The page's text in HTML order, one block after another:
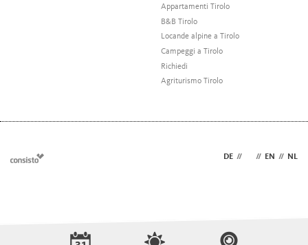
Appartamenti Tirolo
B&B Tirolo
Locande alpine a Tirolo
Campeggi a Tirolo
Richiedi
Agriturismo Tirolo
DE // // EN // NL